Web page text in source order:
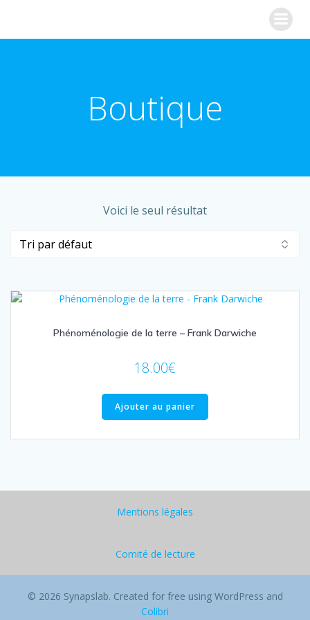
contenu
Boutique
Voici le seul résultat
Phénoménologie de la terre – Frank Darwiche
18.00€
Ajouter au panier
Mentions légales
Comité de lecture
© 2026 Synapslab. Created for free using WordPress and
Colibri